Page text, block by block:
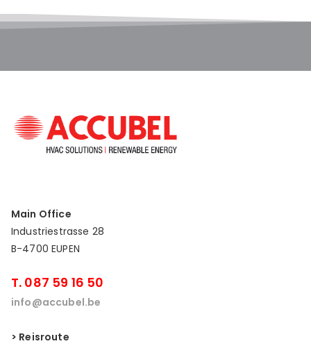
Main Office
Industriestrasse 28
B-4700 EUPEN
T. 087 59 16 50
info@accubel.be
> Reisroute